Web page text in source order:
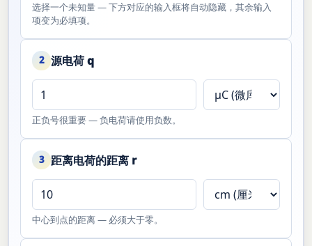
选择一个未知量 — 下方对应的输入框将自动隐藏，其余输入
项变为必填项。
2 源电荷 q
正负号很重要 — 负电荷请使用负数。
3 距离电荷的距离 r
中心到点的距离 — 必须大于零。